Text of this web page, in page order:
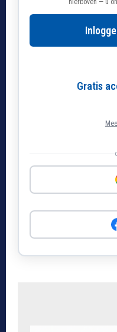
hierboven — u
Gratis